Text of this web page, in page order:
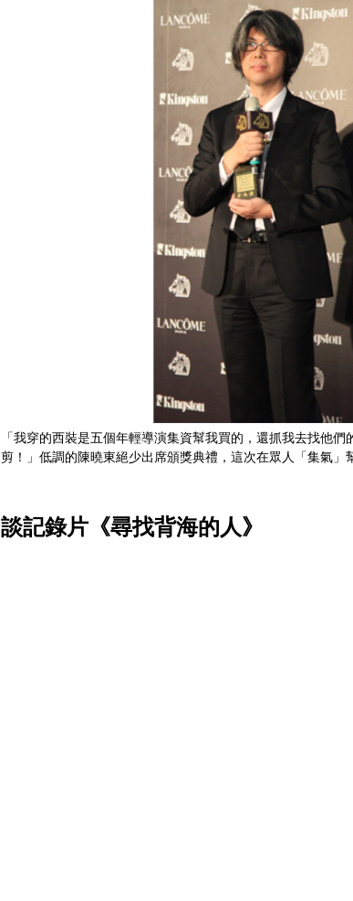
「我穿的西裝是五個年輕導演集資幫我買的，還抓我去找他
剪！」低調的陳曉東絕少出席頒獎典禮，這次 在眾人「集氣」
談記錄片《尋找背海的人》